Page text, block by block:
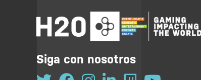
Siga con nosotros